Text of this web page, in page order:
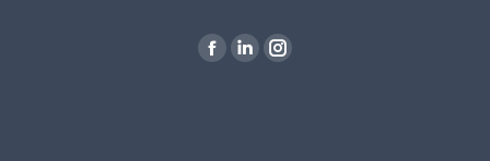
La
La
La